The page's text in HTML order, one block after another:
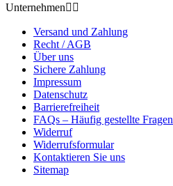
Unternehmen 
Versand und Zahlung
Recht / AGB
Über uns
Sichere Zahlung
Impressum
Datenschutz
Barrierefreiheit
FAQs – Häufig gestellte Fragen
Widerruf
Widerrufsformular
Kontaktieren Sie uns
Sitemap